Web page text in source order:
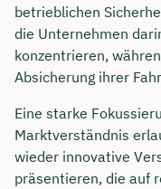
betrieblichen
die Unternehmen
konzentrieren,
Absicherung ihrer
Eine starke
Marktverständnis
wieder innovative
präsentieren, die auf
🗓️ Wählen Sie
Meeting